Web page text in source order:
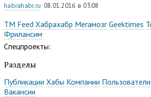
habrahabr.ru 08.01.2016 в 03:08
TM Feed Хабрахабр Мегамозг Geektimes
Фрилансим
Спецпроекты:
Разделы
Публикации Хабы Компании Пользователи
Вакансии